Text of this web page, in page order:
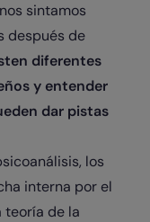
sintamos
después de
diferentes
y entender
dar pistas
los
interna por el
teoría de la